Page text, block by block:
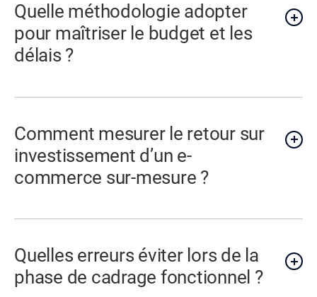
Quelle méthodologie adopter
pour maîtriser le budget et les
délais ?
Comment mesurer le retour sur
investissement d’un e-
commerce sur-mesure ?
Quelles erreurs éviter lors de la
phase de cadrage fonctionnel ?